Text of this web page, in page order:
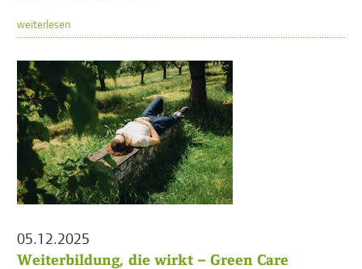
weiterlesen
05.12.2025
Weiterbildung, die wirkt – Green Care